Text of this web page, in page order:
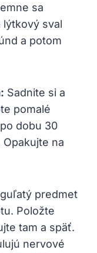
sa
lýtkový sval
a potom
Sadnite si a
pomalé
dobu 30
na
predmet
Položte
tam a späť.
nervové